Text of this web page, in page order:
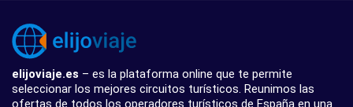
elijoviaje.es – es la plataforma online que te permite
seleccionar los mejores circuitos turísticos. Reunimos las
ofertas de todos los operadores turísticos de España en una